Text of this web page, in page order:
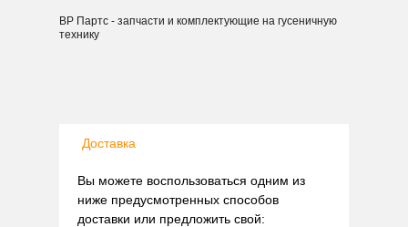
ВР Партс - запчасти и комплектующие на гусеничную
технику
Доставка
Вы можете воспользоваться одним из
ниже предусмотренных способов
доставки или предложить свой: